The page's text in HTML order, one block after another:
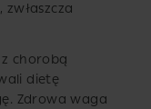
chorobą
dietę
Zdrowa waga